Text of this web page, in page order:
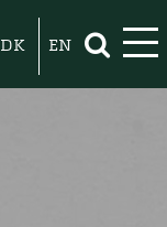
DK EN